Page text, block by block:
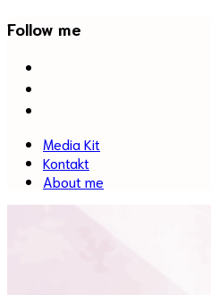
Follow me
Media Kit
Kontakt
About me